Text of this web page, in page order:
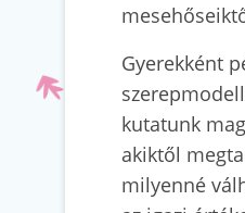
Gyerekként
kutatunk
akiktől
milyenné